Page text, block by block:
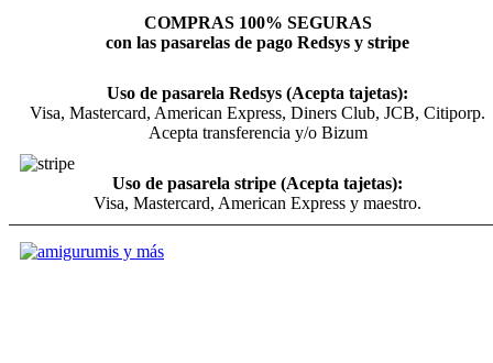
COMPRAS 100% SEGURAS
con las pasarelas de pago Redsys y stripe
Uso de pasarela Redsys (Acepta tajetas):
Visa, Mastercard, American Express, Diners Club, JCB, Citiporp.
Acepta transferencia y/o Bizum
Uso de pasarela stripe (Acepta tajetas):
Visa, Mastercard, American Express y maestro.